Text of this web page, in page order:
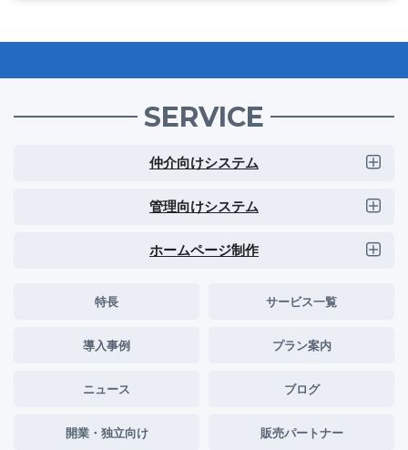
SERVICE
仲介向けシステム
管理向けシステム
ホームページ制作
特長 サービス一覧
導入事例 プラン案内
ニュース ブログ
開業・独立向け 販売パートナー